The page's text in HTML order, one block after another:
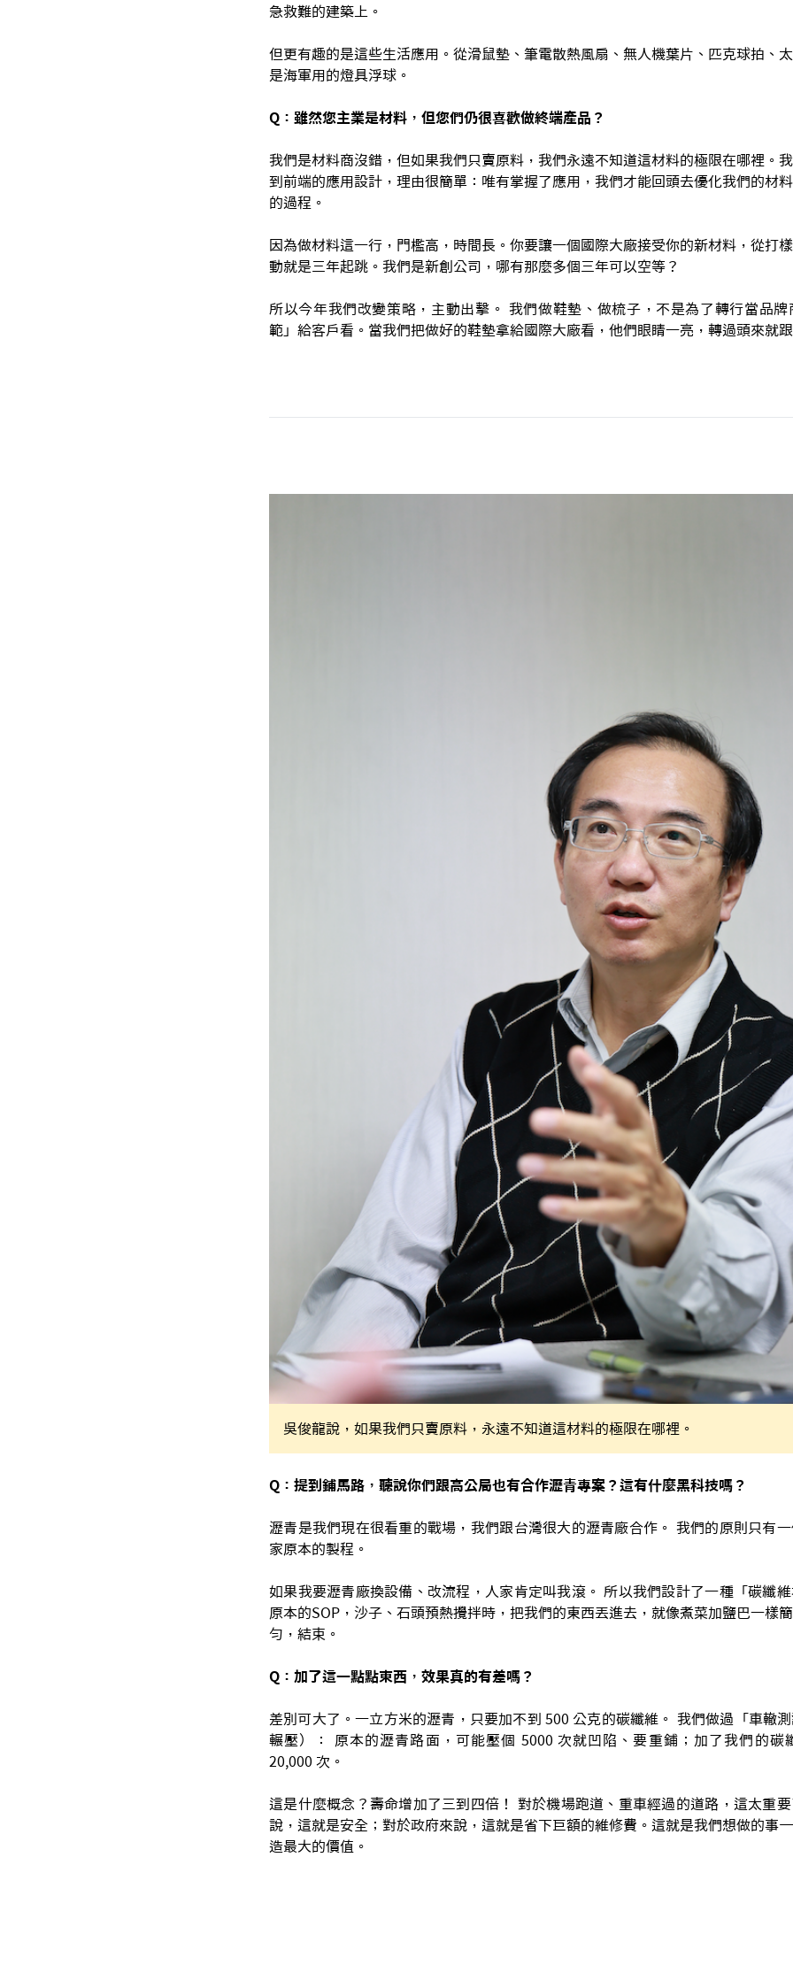
急救難的建築上。
但更有趣的是這些生活應用。從滑鼠墊、筆電散熱風扇、無人機葉片、匹克球拍、
是海軍用的燈具浮球。
Q：雖然您主業是材料，但您們仍很喜歡做終端產品？
我們是材料商沒錯，但如果我們只賣原料，我們永遠不知道這材料的極限在哪裡。
到前端的應用設計，理由很簡單：唯有掌握了應用，我們才能回頭去優化我們的材
的過程。
因為做材料這一行，門檻高，時間長。你要讓一個國際大廠接受你的新材料，從打
動就是三年起跳。我們是新創公司，哪有那麼多個三年可以空等？
所以今年我們改變策略，主動出擊。 我們做鞋墊、做梳子，不是為了轉行當品
範」給客戶看。當我們把做好的鞋墊拿給國際大廠看，他們眼睛一亮，轉過頭來就
吳俊龍說，如果我們只賣原料，永遠不知道這材料的極限在哪裡。
Q：提到鋪馬路，聽說你們跟高公局也有合作瀝青專案？這有什麼黑科技嗎？
瀝青是我們現在很看重的戰場，我們跟台灣很大的瀝青廠合作。 我們的原則只有
家原本的製程。
如果我要瀝青廠換設備、改流程，人家肯定叫我滾。 所以我們設計了一種「碳纖
原本的SOP，沙子、石頭預熱攪拌時，把我們的東西丟進去，就像煮菜加鹽巴一樣
勻，結束。
Q：加了這一點點東西，效果真的有差嗎？
差別可大了。一立方米的瀝青，只要加不到 500 公克的碳纖維。 我們做過「車轍
輾壓）： 原本的瀝青路面，可能壓個 5000 次就凹陷、要重鋪；加了我們的碳
20,000 次。
這是什麼概念？壽命增加了三到四倍！ 對於機場跑道、重車經過的道路，這太重
說，這就是安全；對於政府來說，這就是省下巨額的維修費。這就是我們想做的
造最大的價值。